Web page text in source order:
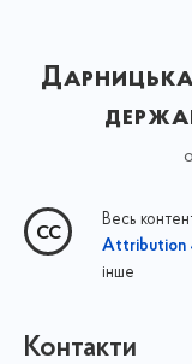
Дарницька
Весь
Attribution
інше
Контакти